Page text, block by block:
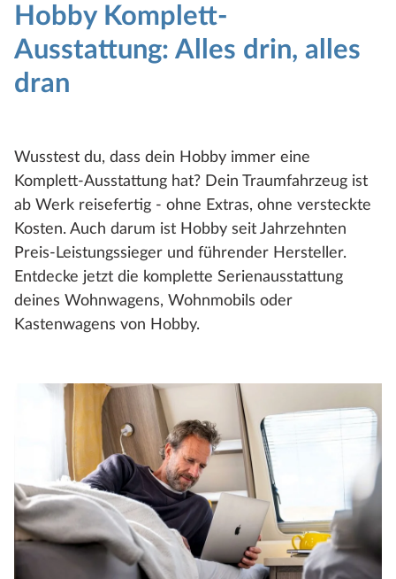
Hobby Komplett-
Ausstattung: Alles drin, alles
dran
Wusstest du, dass dein Hobby immer eine
Komplett-Ausstattung hat? Dein Traumfahrzeug ist
ab Werk reisefertig - ohne Extras, ohne versteckte
Kosten. Auch darum ist Hobby seit Jahrzehnten
Preis-Leistungssieger und führender Hersteller.
Entdecke jetzt die komplette Serienausstattung
deines Wohnwagens, Wohnmobils oder
Kastenwagens von Hobby.